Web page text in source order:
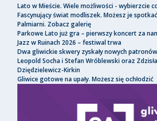
Lato w Mieście. Wiele możliwości - wybierzcie
Fascynujący świat modliszek. Możesz je
Palmiarni. Zobacz galerię
Parkowe Lato już gra – pierwszy koncert za
Jazz w Ruinach 2026 – festiwal trwa
Dwa gliwickie skwery zyskały nowych
Leopold Socha i Stefan Wróblewski oraz
Dziędzielewicz-Kirkin
Gliwice gotowe na upały. Możesz się ochłodzić